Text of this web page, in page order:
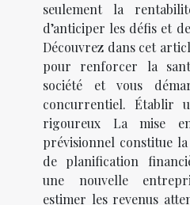
seulement la
d’anticiper les défis et
Découvrez dans cet
pour renforcer la
société et vous
concurrentiel. Établir
rigoureux La mise
prévisionnel constitue
de planification
une nouvelle
estimer les revenus